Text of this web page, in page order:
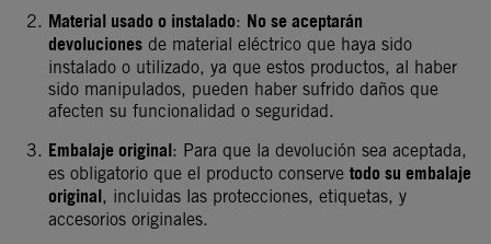
Material usado o instalado: No se aceptarán
devoluciones de material eléctrico que haya sido
instalado o utilizado, ya que estos productos, al haber
sido manipulados, pueden haber sufrido daños que
afecten su funcionalidad o seguridad.
Embalaje original: Para que la devolución sea aceptada,
es obligatorio que el producto conserve todo su embalaje
original, incluidas las protecciones, etiquetas, y
accesorios originales.